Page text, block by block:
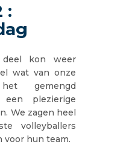
:
kon weer
wat van onze
gemengd
plezierige
We zagen heel
volleyballers
voor hun team.